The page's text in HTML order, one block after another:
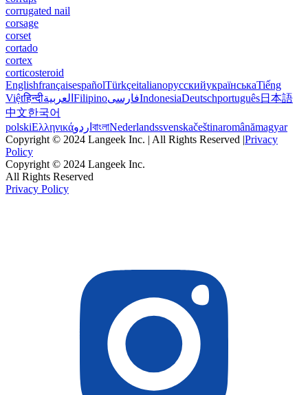
corrugated nail
corsage
corset
cortado
cortex
corticosteroid
EnglishfrançaisespañolTürkçeitalianoрусскийукраїнськаTiếng
Việtहिन्दीالعربية FilipinoفارسیIndonesiaDeutschportuguês日本語
中文한국어
polskiΕλληνικάاردو বাংলাNederlandssvenskačeštinaromânămagyar
Copyright © 2024 Langeek Inc. | All Rights Reserved |Privacy
Policy
Copyright © 2024 Langeek Inc.
All Rights Reserved
Privacy Policy